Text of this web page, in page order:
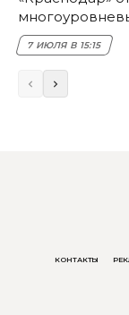
7 ИЮЛЯ В 15:15
КОНТАКТЫ